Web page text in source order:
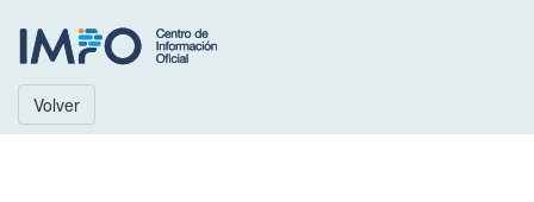
Volver